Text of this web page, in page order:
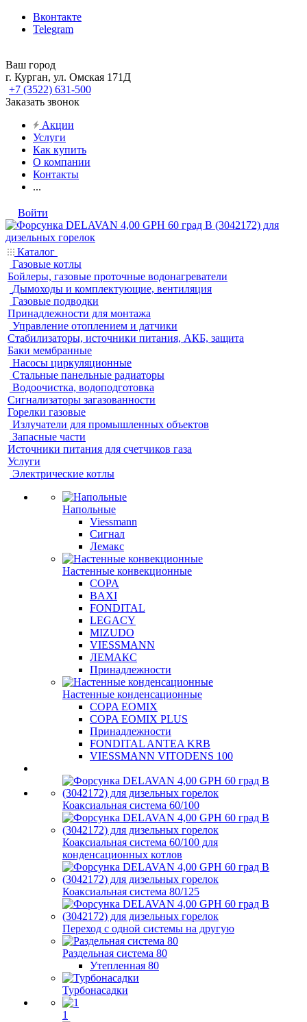
Вконтакте
Telegram
Ваш город
г. Курган, ул. Омская 171Д
+7 (3522) 631-500
Заказать звонок
Акции
Услуги
Как купить
О компании
Контакты
...
Войти
Каталог
Газовые котлы
Бойлеры, газовые проточные водонагреватели
Дымоходы и комплектующие, вентиляция
Газовые подводки
Принадлежности для монтажа
Управление отоплением и датчики
Стабилизаторы, источники питания, АКБ, защита
Баки мембранные
Насосы циркуляционные
Стальные панельные радиаторы
Водоочистка, водоподготовка
Сигнализаторы загазованности
Горелки газовые
Излучатели для промышленных объектов
Запасные части
Источники питания для счетчиков газа
Услуги
Электрические котлы
Напольные
Viessmann
Сигнал
Лемакс
Настенные конвекционные
COPA
BAXI
FONDITAL
LEGACY
MIZUDO
VIESSMANN
ЛЕМАКС
Принадлежности
Настенные конденсационные
COPA EOMIX
COPA EOMIX PLUS
Принадлежности
FONDITAL ANTEA KRB
VIESSMANN VITODENS 100
Коаксиальная система 60/100
Коаксиальная система 60/100 для
конденсационных котлов
Коаксиальная система 80/125
Переход с одной системы на другую
Раздельная система 80
Утепленная 80
Турбонасадки
1